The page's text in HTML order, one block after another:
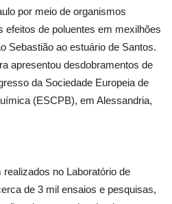
por meio de organismos
efeitos de poluentes em mexilhões
Sebastião ao estuário de Santos.
apresentou desdobramentos de
da Sociedade Europeia de
(ESCPB), em Alessandria,
no Laboratório de
de 3 mil ensaios e pesquisas,